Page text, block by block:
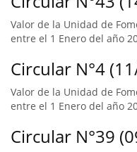
Valor de la Unidad de
entre el 1 Enero del año
Circular N°4
Valor de la Unidad de
entre el 1 Enero del año
Circular N°39